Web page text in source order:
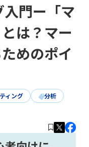
門ー「マ
は？マー
めのポイ
ィング
分析